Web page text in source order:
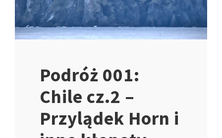
Podróż 001:
Chile cz.2 –
Przylądek Horn i